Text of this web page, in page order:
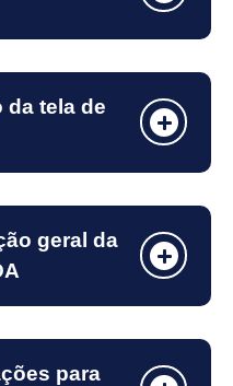
da tela de
geral da
para